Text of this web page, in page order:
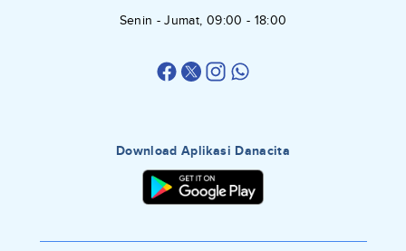
Senin - Jumat, 09:00 - 18:00
Download Aplikasi Danacita